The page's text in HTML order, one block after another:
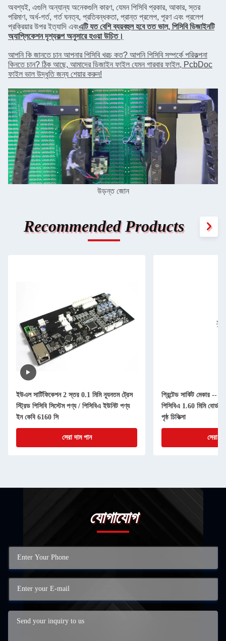
অবশ্যই, এগুলি অন্যান্য অনেকগুলি কারণ, যেমন পিসিবি প্রকার, আকার, স্তর
পরিমাণ, অর্ধ-গর্ত, গর্ত ঘনত্ব, প্রতিবন্ধকতা, প্রান্ত প্রলেপ, পূরণ এবং প্রলেপ
প্রক্রিয়ার উপর ইত্যাদি এবংএটি যত বেশি ব্যয়বহুল হবে তত ভাল, পিসিবি ডিজাইনটি
অ্যাপ্লিকেশন দৃশ্যকল্প অনুসারে হওয়া উচিত।
আপনি কি জানতে চান আপনার পিসিবি খরচ কত? আপনি পিসিবি সম্পর্কে পরিকল্পনা
কিনতে চান? ঠিক আছে, আমাদের ডিজাইন ফাইল যেমন গারবার ফাইল, PcbDoc
ফাইল ভাল উদ্ধৃতি জন্য শেয়ার করুন!
উড়ন্ত জোন
Recommended Products
ইউএল সার্টিফিকেশন 2 স্তর 0.1 মিমি ন্যূনতম ট্রেস
স্ট্রিড পিসিবি সিস্টেম পণ্য / পিসিবিএ ইউনিট পণ্য
ইন কেবি 6160 সি
সেরা দাম পান
প্রিন্টেড সার্কিট মেকার --
পিসিবিএ 1.60 মিমি বোর্ড
পৃষ্ঠ চিকিত্সা
সেরা
যোগাযোগ